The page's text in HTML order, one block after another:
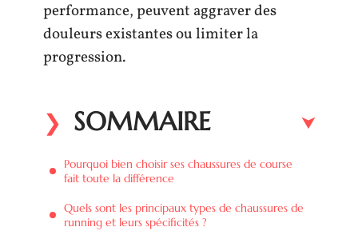
performance, peuvent aggraver des
douleurs existantes ou limiter la
progression.
SOMMAIRE
Pourquoi bien choisir ses chaussures de course
fait toute la différence
Quels sont les principaux types de chaussures de
running et leurs spécificités ?